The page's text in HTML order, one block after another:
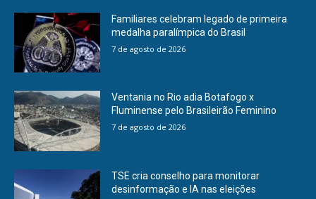
Familiares celebram legado de primeira
medalha paralímpica do Brasil
7 de agosto de 2026
Ventania no Rio adia Botafogo x
Fluminense pelo Brasileirão Feminino
7 de agosto de 2026
TSE cria conselho para monitorar
desinformação e IA nas eleições